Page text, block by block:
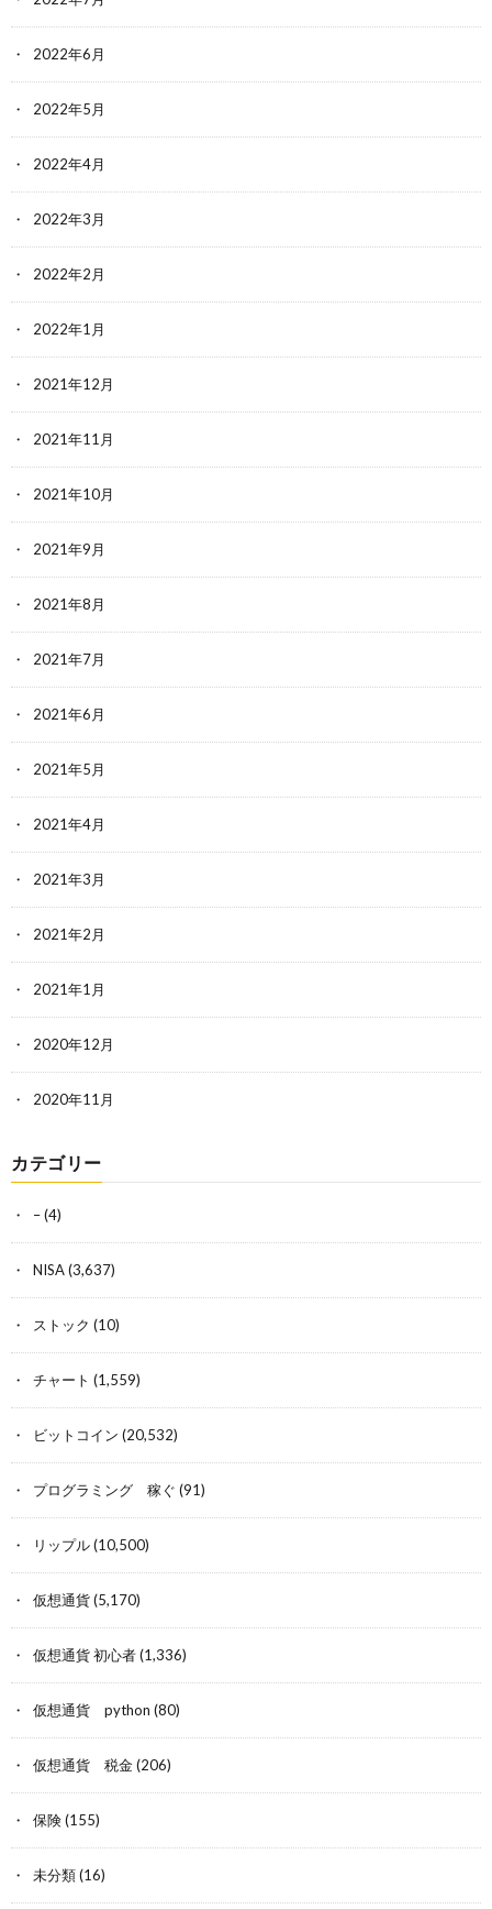
2022年6月
2022年5月
2022年4月
2022年3月
2022年2月
2022年1月
2021年12月
2021年11月
2021年10月
2021年9月
2021年8月
2021年7月
2021年6月
2021年5月
2021年4月
2021年3月
2021年2月
2021年1月
2020年12月
2020年11月
カテゴリー
–(4)
NISA(3,637)
ストック (10)
チャート (1,559)
ビットコイン (20,532)
プログラミング 稼ぐ (91)
リップル(10,500)
仮想通貨(5,170)
仮想通貨 初心者(1,336)
仮想通貨 python (80)
仮想通貨 税金(206)
保険(155)
未分類(16)